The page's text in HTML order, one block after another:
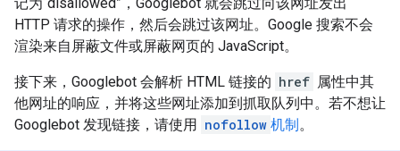
HTTP 请求的操作，然后会跳过该网址。Google 搜索不会
渲染来自屏蔽文件或屏蔽网页的 JavaScript。
接下来，Googlebot 会解析 HTML 链接的 href 属性中其
他网址的响应，并将这些网址添加到抓取队列中。若不想让
Googlebot 发现链接，请使用 nofollow 机制。